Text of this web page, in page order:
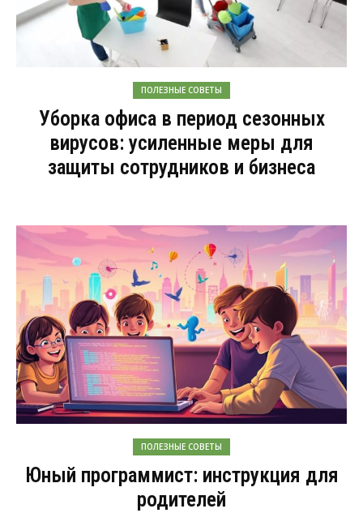
ПОЛЕЗНЫЕ СОВЕТЫ
Уборка офиса в период сезонных
вирусов: усиленные меры для
защиты сотрудников и бизнеса
ПОЛЕЗНЫЕ СОВЕТЫ
Юный программист: инструкция для
родителей